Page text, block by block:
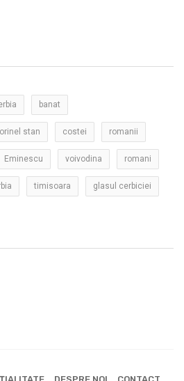
banat
stan costei romanii
Eminescu voivodina romani
timisoara glasul cerbiciei
DESPRE NOI CONTACT